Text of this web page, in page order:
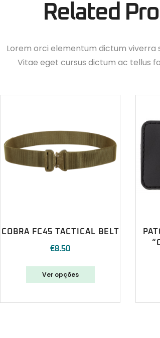
Related
Lorem orci elementum dictum viverra
Vitae eget cursus dictum ac tellus
COBRA FC45 TACTICAL BELT
€8.50
Ver opções